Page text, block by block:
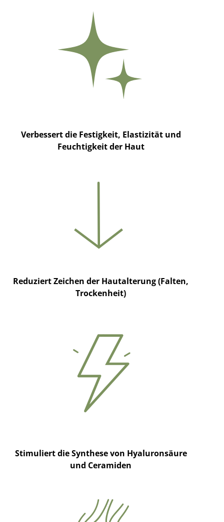
Verbessert die Festigkeit, Elastizität und
Feuchtigkeit der Haut
Reduziert Zeichen der Hautalterung (Falten,
Trockenheit)
Stimuliert die Synthese von Hyaluronsäure
und Ceramiden